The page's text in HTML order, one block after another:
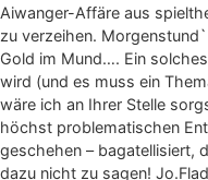
Aiwanger-Affäre aus
zu verzeihen.
Gold im Mund…. Ein
wird (und es muss ein
wäre ich an Ihrer Stelle
höchst problematischen
geschehen – bagatellisiert,
dazu nicht zu sagen!